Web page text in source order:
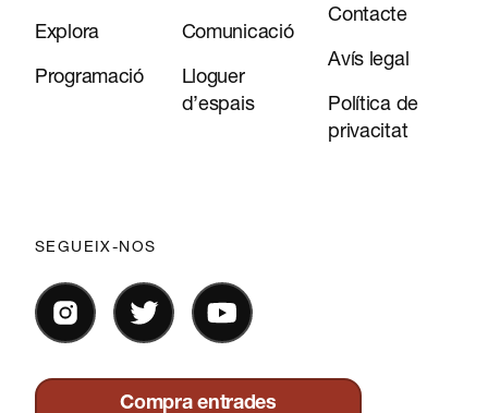
Explora
Programació
Comunicació
Lloguer
d’espais
Contacte
Avís legal
Política de
privacitat
SEGUEIX-NOS
Compra entrades